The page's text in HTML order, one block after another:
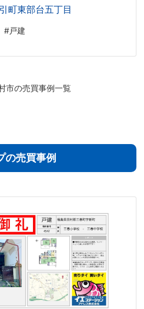
町東部台五丁目
#戸建
市の売買事例一覧
の売買事例